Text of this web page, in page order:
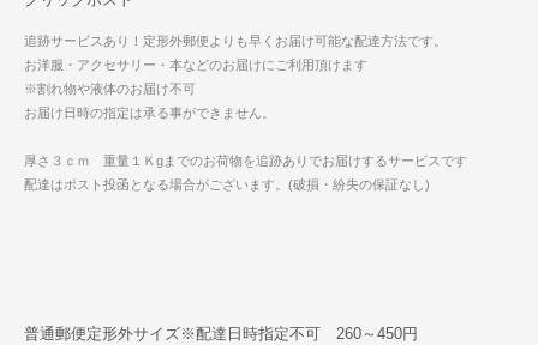
追跡サービスあり！定形外郵便よりも早くお届け可能な配達方法です。
お洋服・アクセサリー・本などのお届けにご利用頂けます
※割れ物や液体のお届け不可
お届け日時の指定は承る事ができません。
厚さ３ｃｍ 重量１Ｋgまでのお荷物を追跡ありでお届けするサービスです
配達はポスト投函となる場合がございます。(破損・紛失の保証なし)
普通郵便定形外サイズ※配達日時指定不可 260～450円